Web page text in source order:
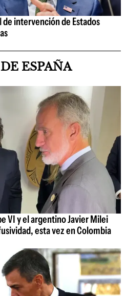
de intervención de Estados
ESPAÑA
VI y el argentino Javier Milei
esta vez en Colombia